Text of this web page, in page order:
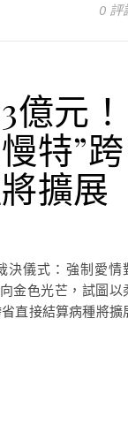
0 評
元！
特”跨
擴展
決儀式：強制愛情
金色光芒，試圖以
直接結算病種將擴